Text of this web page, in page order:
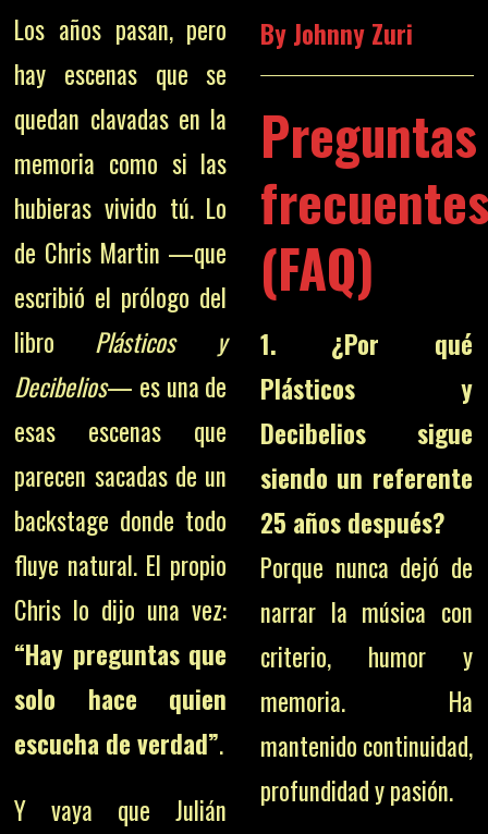
Los años pasan, pero
hay escenas que se
quedan clavadas en la
memoria como si las
hubieras vivido tú. Lo
de Chris Martin —que
escribió el prólogo del
libro Plásticos y
Decibelios— es una de
esas escenas que
parecen sacadas de un
backstage donde todo
fluye natural. El propio
Chris lo dijo una vez:
“Hay preguntas que
solo hace quien
escucha de verdad”.
Y vaya que Julián
By Johnny Zuri
Preguntas
(FAQ)
1. ¿Por qué
Plásticos y
Decibelios sigue
siendo un referente
25 años después?
Porque nunca dejó de
narrar la música con
criterio, humor y
memoria. Ha
mantenido continuidad,
profundidad y pasión.